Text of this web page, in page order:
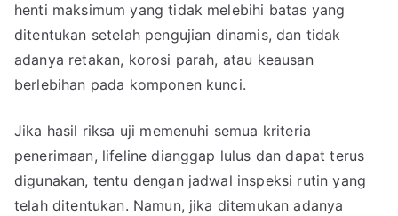
henti maksimum yang tidak melebihi batas yang
ditentukan setelah pengujian dinamis, dan tidak
adanya retakan, korosi parah, atau keausan
berlebihan pada komponen kunci.
Jika hasil riksa uji memenuhi semua kriteria
penerimaan, lifeline dianggap lulus dan dapat terus
digunakan, tentu dengan jadwal inspeksi rutin yang
telah ditentukan. Namun, jika ditemukan adanya